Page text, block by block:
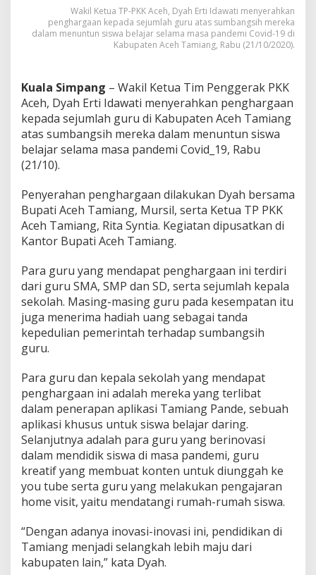
e
n
g
h
g
a
n
K
e
a
G
u
r
u
r
e
a
t
i
f
s
a
P
a
n
d
e
i
Wakil Ketua TP-PKK Aceh, Dyah Erti Idawati menyerahkan
penghargaan kepada sejumlah guru atas sumbangsih mereka
dalam menuntun siswa belajar selama masa pandemi Covid-19 di
Kabupaten Aceh Tamiang, Rabu (21/10/2020).
Kuala Simpang – Wakil Ketua Tim Penggerak PKK
Aceh, Dyah Erti Idawati menyerahkan penghargaan
kepada sejumlah guru di Kabupaten Aceh Tamiang
atas sumbangsih mereka dalam menuntun siswa
belajar selama masa pandemi Covid_19, Rabu
(21/10).
Penyerahan penghargaan dilakukan Dyah bersama
Bupati Aceh Tamiang, Mursil, serta Ketua TP PKK
Aceh Tamiang, Rita Syntia. Kegiatan dipusatkan di
Kantor Bupati Aceh Tamiang.
Para guru yang mendapat penghargaan ini terdiri
dari guru SMA, SMP dan SD, serta sejumlah kepala
sekolah. Masing-masing guru pada kesempatan itu
juga menerima hadiah uang sebagai tanda
kepedulian pemerintah terhadap sumbangsih
guru.
Para guru dan kepala sekolah yang mendapat
penghargaan ini adalah mereka yang terlibat
dalam penerapan aplikasi Tamiang Pande, sebuah
aplikasi khusus untuk siswa belajar daring.
Selanjutnya adalah para guru yang berinovasi
dalam mendidik siswa di masa pandemi, guru
kreatif yang membuat konten untuk diunggah ke
you tube serta guru yang melakukan pengajaran
home visit, yaitu mendatangi rumah-rumah siswa.
“Dengan adanya inovasi-inovasi ini, pendidikan di
Tamiang menjadi selangkah lebih maju dari
kabupaten lain,” kata Dyah.